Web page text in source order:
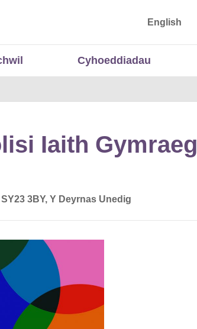
a Data Cymru English
Cyhoeddiadau
Iaith Gymraeg
3BY, Y Deyrnas Unedig